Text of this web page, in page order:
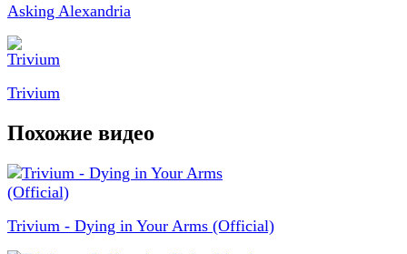
Asking Alexandria
Trivium
Похожие видео
Trivium - Dying in Your Arms (Official)